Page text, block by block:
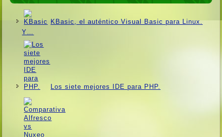
KBasic, el auténtico Visual Basic para Linux.
Y…
Los siete mejores IDE para PHP.